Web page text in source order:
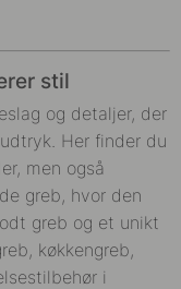
stil
og detaljer, der
Her finder du
men også
greb, hvor den
greb og et unikt
køkkengreb,
i